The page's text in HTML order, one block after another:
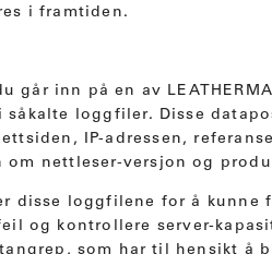
i framtiden.
går inn på en av
såkalte loggfiler. Disse
IP-adressen,
om nettleser-versjon og
disse loggfilene for å
og kontrollere server-
som har til hensikt å